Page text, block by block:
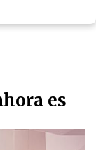
es